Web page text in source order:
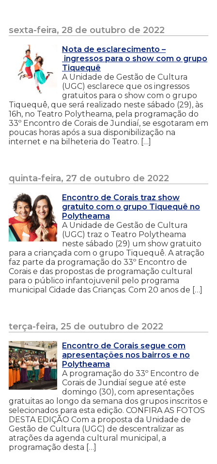
sexta-feira, 28 de outubro de 2022
Nota de esclarecimento –
ingressos para o show com o grupo
Tiquequê
A Unidade de Gestão de Cultura
(UGC) esclarece que os ingressos
gratuitos para o show com o grupo
Tiquequê, que será realizado neste sábado (29), às
16h, no Teatro Polytheama, pela programação do
33º Encontro de Corais de Jundiaí, se esgotaram em
poucas horas após a sua disponibilização na
internet e na bilheteria do Teatro. […]
quinta-feira, 27 de outubro de 2022
Encontro de Corais traz show
gratuito com o grupo Tiquequê no
Polytheama
A Unidade de Gestão de Cultura
(UGC) traz o Teatro Polytheama
neste sábado (29) um show gratuito
para a criançada com o grupo Tiquequê. A atração
faz parte da programação do 33º Encontro de
Corais e das propostas de programação cultural
para o público infantojuvenil pelo programa
municipal Cidade das Crianças. Com 20 anos de […]
terça-feira, 25 de outubro de 2022
Encontro de Corais segue com
apresentações nos bairros e no
Polytheama
A programação do 33º Encontro de
Corais de Jundiaí segue até este
domingo (30), com apresentações
gratuitas ao longo da semana dos grupos inscritos e
selecionados para esta edição. CONFIRA AS FOTOS
DESTA EDIÇÃO Com a proposta da Unidade de
Gestão de Cultura (UGC) de descentralizar as
atrações da agenda cultural municipal, a
programação desta […]